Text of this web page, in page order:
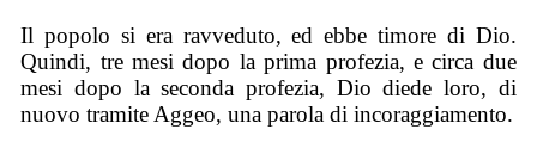
Il popolo si era ravveduto, ed ebbe timore di Dio.
Quindi, tre mesi dopo la prima profezia, e circa due
mesi dopo la seconda profezia, Dio diede loro, di
nuovo tramite Aggeo, una parola di incoraggiamento.